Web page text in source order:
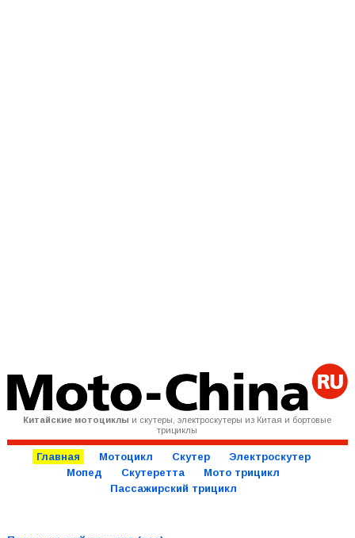
Китайские мотоциклы и скутеры, электроскутеры из Китая и бортовые
трициклы
Главная Мотоцикл Скутер
Электроскутер
Мопед
Скутеретта
Мото трицикл
Пассажирский трицикл